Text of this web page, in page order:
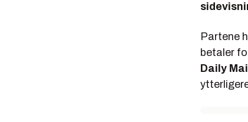
Partene
betaler
Daily Mail